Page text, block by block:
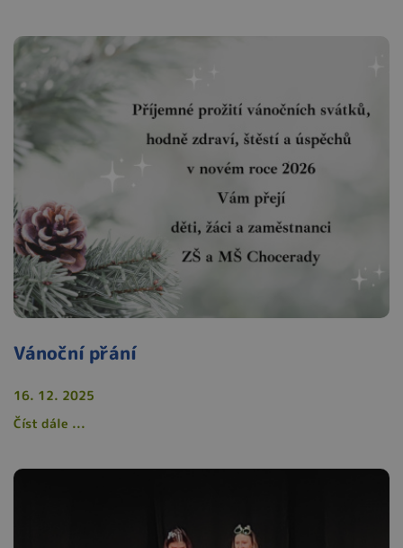
Vánoční přání
16. 12. 2025
Číst dále ...